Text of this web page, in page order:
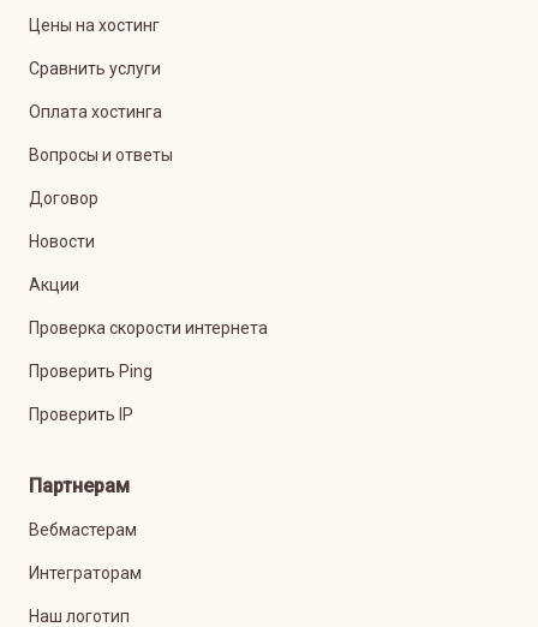
Цены на хостинг
Сравнить услуги
Оплата хостинга
Вопросы и ответы
Договор
Новости
Акции
Проверка скорости интернета
Проверить Ping
Проверить IP
Партнерам
Вебмастерам
Интеграторам
Наш логотип